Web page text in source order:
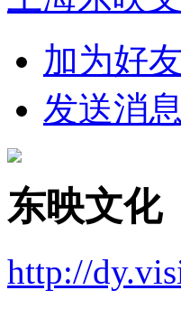
加为好友
发送消息
东映文化
http://